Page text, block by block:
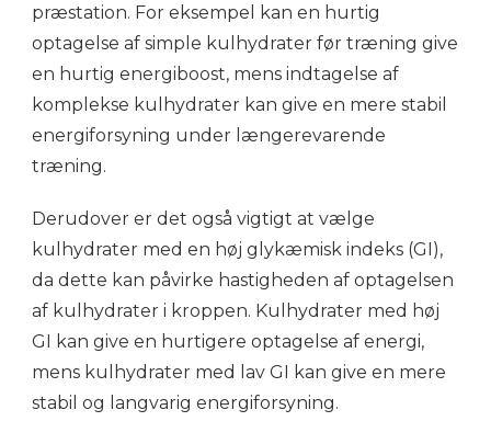
præstation. For eksempel kan en hurtig
optagelse af simple kulhydrater før træning give
en hurtig energiboost, mens indtagelse af
komplekse kulhydrater kan give en mere stabil
energiforsyning under længerevarende
træning.
Derudover er det også vigtigt at vælge
kulhydrater med en høj glykæmisk indeks (GI),
da dette kan påvirke hastigheden af optagelsen
af kulhydrater i kroppen. Kulhydrater med høj
GI kan give en hurtigere optagelse af energi,
mens kulhydrater med lav GI kan give en mere
stabil og langvarig energiforsyning.